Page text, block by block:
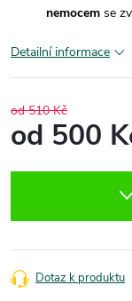
nemocem se
Detailní informace
od 510 Kč
od 500
Dotaz k produktu